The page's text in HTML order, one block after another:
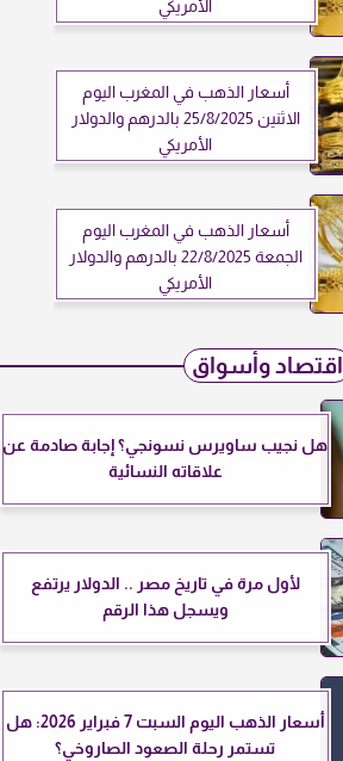
الأمريكي
أسعار الذهب في المغرب اليوم
الاثنين 25/8/2025 بالدرهم والدولار
الأمريكي
أسعار الذهب في المغرب اليوم
الجمعة 22/8/2025 بالدرهم والدولار
الأمريكي
اقتصاد وأسواق
هل نجيب ساويرس نسونجي؟ إجابة صادمة عن
علاقاته النسائية
لأول مرة في تاريخ مصر .. الدولار يرتفع
ويسجل هذا الرقم
أسعار الذهب اليوم السبت 7 فبراير 2026: هل
تستمر رحلة الصعود الصاروخي؟